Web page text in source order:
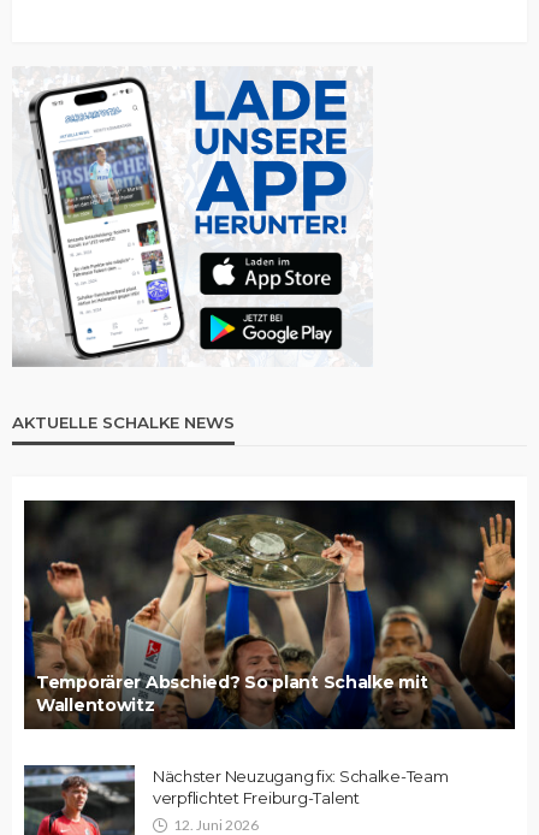
AKTUELLE SCHALKE NEWS
Temporärer Abschied? So plant Schalke mit
Wallentowitz
Nächster Neuzugang fix: Schalke-Team
verpflichtet Freiburg-Talent
12. Juni 2026